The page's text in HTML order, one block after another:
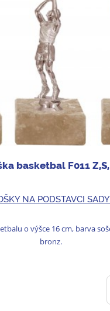
basketbal F011
NA PODSTAVCI SADY
o výšce 16 cm, barva
bronz.